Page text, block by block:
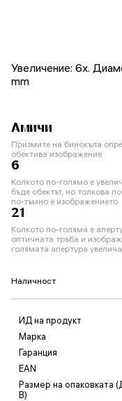
Увеличение: 6x.
mm
Амичи
Призмите на бинокъла
обектива изображение
6
Колкото по-голямо е
бъде обектът, но толкова
по-тъмно е изображението
21
Колкото по-голяма е
оптичната тръба и
голямата апертура
Наличност
ИД на продукт
Марка
Гаранция
EAN
Размер на опаковката
В)